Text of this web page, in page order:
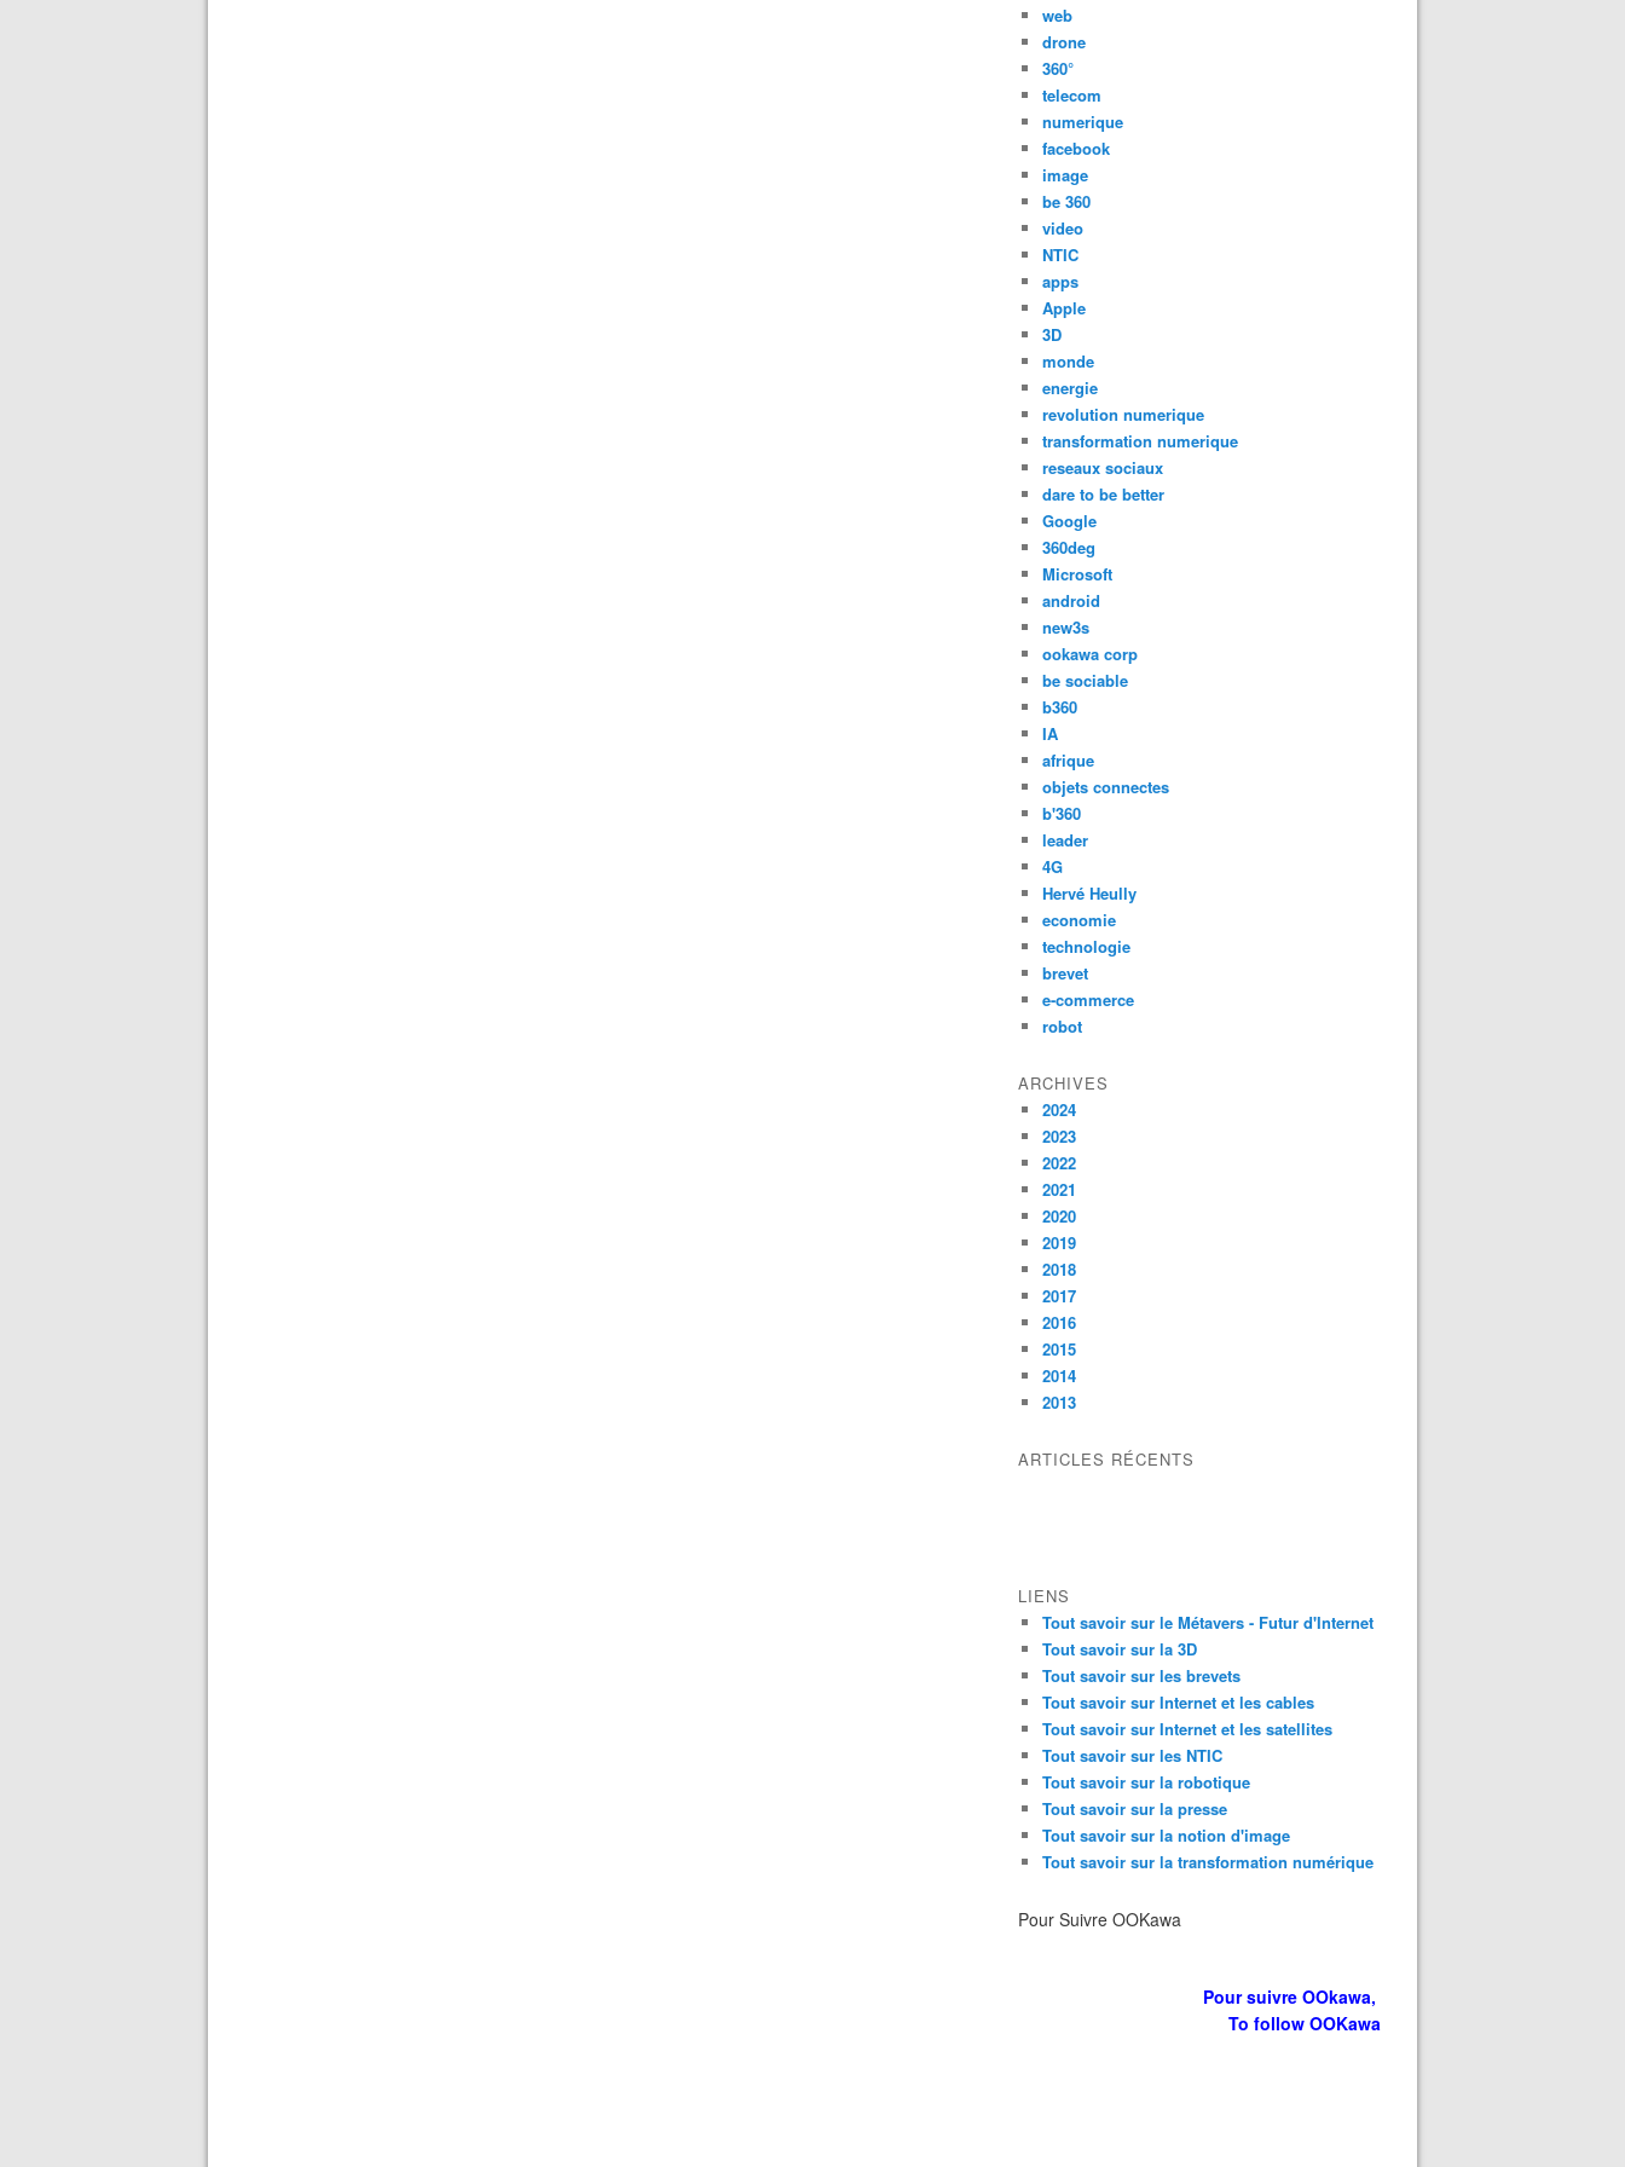
web
drone
360°
telecom
numerique
facebook
image
be 360
video
NTIC
apps
Apple
3D
monde
energie
revolution numerique
transformation numerique
reseaux sociaux
dare to be better
Google
360deg
Microsoft
android
new3s
ookawa corp
be sociable
b360
IA
afrique
objets connectes
b'360
leader
4G
Hervé Heully
economie
technologie
brevet
e-commerce
robot
ARCHIVES
2024
2023
2022
2021
2020
2019
2018
2017
2016
2015
2014
2013
ARTICLES RÉCENTS
LIENS
Tout savoir sur le Métavers - Futur d'Internet
Tout savoir sur la 3D
Tout savoir sur les brevets
Tout savoir sur Internet et les cables
Tout savoir sur Internet et les satellites
Tout savoir sur les NTIC
Tout savoir sur la robotique
Tout savoir sur la presse
Tout savoir sur la notion d'image
Tout savoir sur la transformation numérique
Pour Suivre OOKawa
Pour suivre OOkawa,
To follow OOKawa